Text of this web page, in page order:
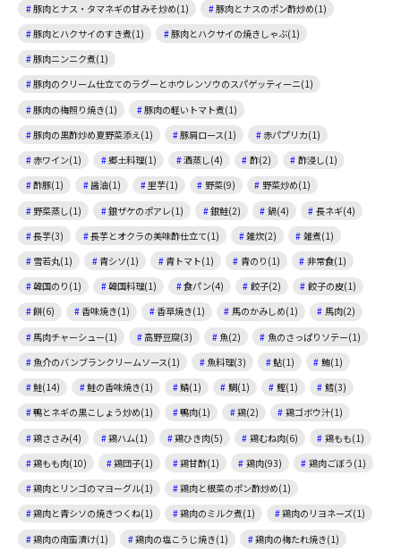
豚肉とナス・タマネギの甘みそ炒め(1)
豚肉とナスのポン酢炒め(1)
豚肉とハクサイのすき煮(1)
豚肉とハクサイの焼きしゃぶ(1)
豚肉ニンニク煮(1)
豚肉のクリーム仕立てのラグーとホウレンソウのスパゲッティーニ(1)
豚肉の梅照り焼き(1)
豚肉の軽いトマト煮(1)
豚肉の黒酢炒め夏野菜添え(1)
豚肩ロース(1)
赤パプリカ(1)
赤ワイン(1)
郷土料理(1) 酒蒸し(4) 酢(2)
酢浸し(1)
酢豚(1)
醤油(1) 里芋(1) 野菜(9)
野菜炒め(1)
野菜蒸し(1)
銀ザケのポアレ(1) 銀鮭(2) 鍋(4)
長ネギ(4)
長芋(3)
長芋とオクラの美味酢仕立て(1) 雑炊(2)
雑煮(1)
雪若丸(1)
青シソ(1) 青トマト(1) 青のり(1)
非常食(1)
韓国のり(1)
韓国料理(1) 食パン(4) 餃子(2)
餃子の皮(1)
餅(6)
香味焼き(1) 香草焼き(1) 馬のかみしめ(1)
馬肉(2)
馬肉チャーシュー(1)
高野豆腐(3) 魚(2)
魚のさっぱりソテー(1)
魚介のバンブランクリームソース(1)
魚料理(3) 鮎(1)
鮪(1)
鮭(14)
鮭の香味焼き(1) 鯖(1) 鯛(1) 鰹(1)
鱈(3)
鴨とネギの黒こしょう炒め(1)
鴨肉(1) 鶏(2)
鶏ゴボウ汁(1)
鶏ささみ(4)
鶏ハム(1) 鶏ひき肉(5) 鶏むね肉(6)
鶏もも(1)
鶏もも肉(10)
鶏団子(1) 鶏甘酢(1) 鶏肉(93)
鶏肉ごぼう(1)
鶏肉とリンゴのマヨーグル(1)
鶏肉と根菜のポン酢炒め(1)
鶏肉と青シソの焼きつくね(1)
鶏肉のミルク煮(1)
鶏肉のリヨネーズ(1)
鶏肉の南蛮漬け(1)
鶏肉の塩こうじ焼き(1)
鶏肉の梅たれ焼き(1)